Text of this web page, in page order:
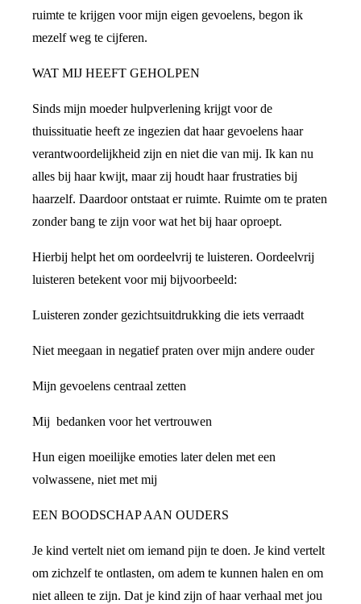
ruimte te krijgen voor mijn eigen gevoelens, begon ik
mezelf weg te cijferen.
WAT MIJ HEEFT GEHOLPEN
Sinds mijn moeder hulpverlening krijgt voor de
thuissituatie heeft ze ingezien dat haar gevoelens haar
verantwoordelijkheid zijn en niet die van mij. Ik kan nu
alles bij haar kwijt, maar zij houdt haar frustraties bij
haarzelf. Daardoor ontstaat er ruimte. Ruimte om te praten
zonder bang te zijn voor wat het bij haar oproept.
Hierbij helpt het om oordeelvrij te luisteren. Oordeelvrij
luisteren betekent voor mij bijvoorbeeld:
Luisteren zonder gezichtsuitdrukking die iets verraadt
Niet meegaan in negatief praten over mijn andere ouder
Mijn gevoelens centraal zetten
Mij bedanken voor het vertrouwen
Hun eigen moeilijke emoties later delen met een
volwassene, niet met mij
EEN BOODSCHAP AAN OUDERS
Je kind vertelt niet om iemand pijn te doen. Je kind vertelt
om zichzelf te ontlasten, om adem te kunnen halen en om
niet alleen te zijn. Dat je kind zijn of haar verhaal met jou